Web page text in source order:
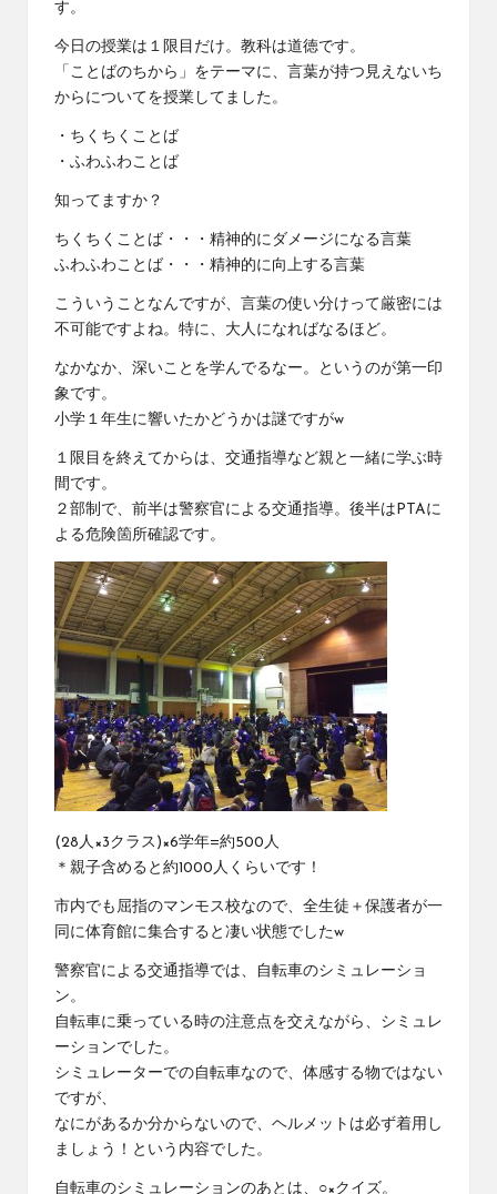
す。
今日の授業は１限目だけ。教科は道徳です。
「ことばのちから」をテーマに、言葉が持つ見えないち
からについてを授業してました。
・ちくちくことば
・ふわふわことば
知ってますか？
ちくちくことば・・・精神的にダメージになる言葉
ふわふわことば・・・精神的に向上する言葉
こういうことなんですが、言葉の使い分けって厳密には
不可能ですよね。特に、大人になればなるほど。
なかなか、深いことを学んでるなー。というのが第一印
象です。
小学１年生に響いたかどうかは謎ですがw
１限目を終えてからは、交通指導など親と一緒に学ぶ時
間です。
２部制で、前半は警察官による交通指導。後半はPTAに
よる危険箇所確認です。
(28人×3クラス)×6学年=約500人
＊親子含めると約1000人くらいです！
市内でも屈指のマンモス校なので、全生徒＋保護者が一
同に体育館に集合すると凄い状態でしたw
警察官による交通指導では、自転車のシミュレーショ
ン。
自転車に乗っている時の注意点を交えながら、シミュレ
ーションでした。
シミュレーターでの自転車なので、体感する物ではない
ですが、
なにがあるか分からないので、ヘルメットは必ず着用し
ましょう！という内容でした。
自転車のシミュレーションのあとは、○×クイズ。